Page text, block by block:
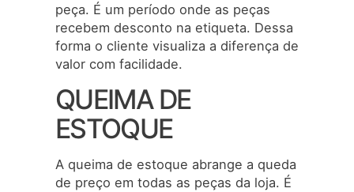
peça. É um período onde as peças
recebem desconto na etiqueta. Dessa
forma o cliente visualiza a diferença de
valor com facilidade.
QUEIMA DE
ESTOQUE
A queima de estoque abrange a queda
de preço em todas as peças da loja. É